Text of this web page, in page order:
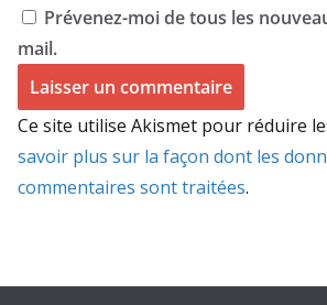
Prévenez-moi de tous les
mail.
Ce site utilise Akismet pour réduire
savoir plus sur la façon dont les
commentaires sont traitées.